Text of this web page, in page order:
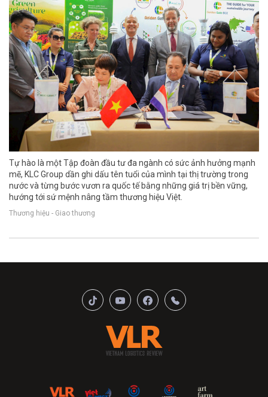
Tự hào là một Tập đoàn đầu tư đa ngành có sức ảnh hưởng mạnh
mẽ, KLC Group dần ghi dấu tên tuổi của mình tại thị trường trong
nước và từng bước vươn ra quốc tế bằng những giá trị bền vững,
hướng tới sứ mệnh nâng tầm thương hiệu Việt.
Thương hiệu - Giao thương